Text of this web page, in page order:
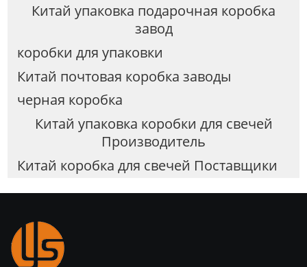
Китай упаковка подарочная коробка
завод
коробки для упаковки
Китай почтовая коробка заводы
черная коробка
Китай упаковка коробки для свечей
Производитель
Китай коробка для свечей Поставщики